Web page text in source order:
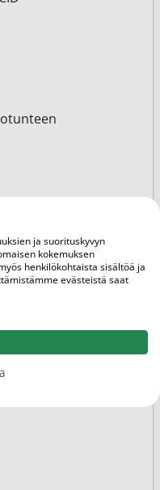
ja suorituskyvyn
kokemuksen
henkilökohtaista sisältöä ja
evästeistä saat